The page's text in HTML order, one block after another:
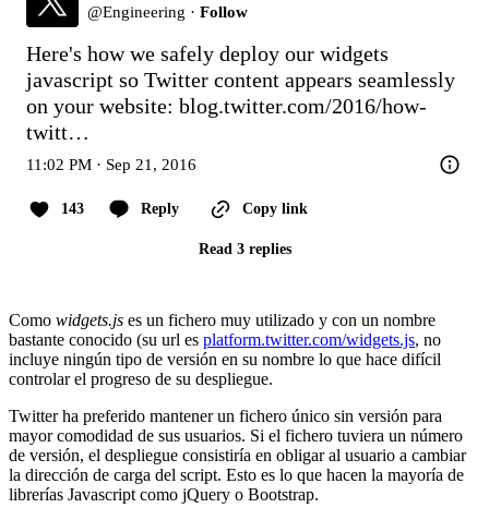
@Engineering · Follow
Here's how we safely deploy our widgets
javascript so Twitter content appears seamlessly
on your website: blog.twitter.com/2016/how-
twitt…
11:02 PM · Sep 21, 2016
143 Reply Copy link
Read 3 replies
Como widgets.js es un fichero muy utilizado y con un nombre
bastante conocido (su url es platform.twitter.com/widgets.js, no
incluye ningún tipo de versión en su nombre lo que hace difícil
controlar el progreso de su despliegue.
Twitter ha preferido mantener un fichero único sin versión para
mayor comodidad de sus usuarios. Si el fichero tuviera un número
de versión, el despliegue consistiría en obligar al usuario a cambiar
la dirección de carga del script. Esto es lo que hacen la mayoría de
librerías Javascript como jQuery o Bootstrap.